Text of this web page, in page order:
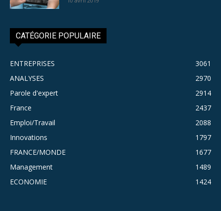
CATÉGORIE POPULAIRE
ENTREPRISES
3061
ANALYSES
2970
Parole d'expert
2914
France
2437
Emploi/Travail
2088
Innovations
1797
FRANCE/MONDE
1677
Management
1489
ECONOMIE
1424